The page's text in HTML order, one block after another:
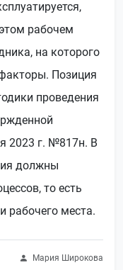
рабочем
на которого
Позиция
проведения
2023 г. №817н. В
должны
то есть
рабочего места.
Мария Широкова